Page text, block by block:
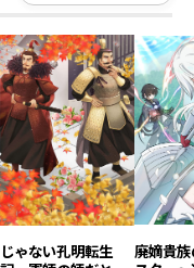
じゃない孔明転生
廃嫡貴